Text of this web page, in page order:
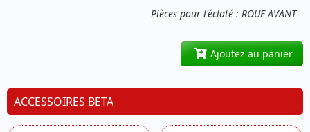
Pièces pour l'éclaté : ROUE AVANT
Ajoutez au panier
ACCESSOIRES BETA